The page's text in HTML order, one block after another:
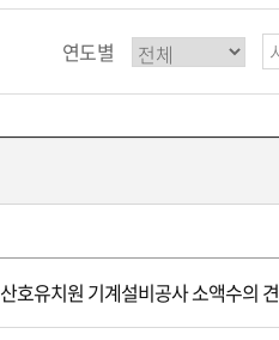
연도별
산호유치원 기계설비공사 소액수의